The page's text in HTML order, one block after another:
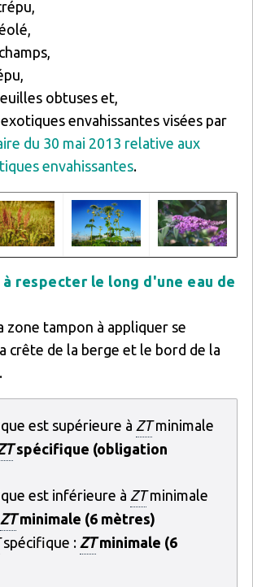
obtuses et,
envahissantes visées par
du 30 mai 2013 relative aux
envahissantes.
Image Image
respecter le long d'une eau de
zone tampon à appliquer se
crête de la berge et le bord de la
est supérieure à ZTminimale
spécifique (obligation
est inférieure à ZTminimale
ZTminimale (6 mètres)
spécifique : ZTminimale (6